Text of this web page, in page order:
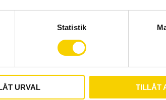
Statistik
URVAL TILLÅT